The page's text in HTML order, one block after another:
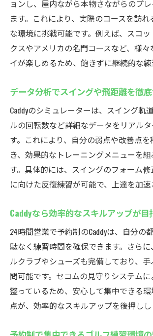
ョンし、屋内ながら本物さながらのプ
ます。これにより、実際のコースを訪
な環境に挑戦可能です。例えば、スコ
クスやアメリカの名門コースなど、様
イが楽しめるため、飽きずに継続的な練
データ分析でスイングや飛距離を徹
Caddyのシミュレーターは、スイング軌
ルの回転数など詳細なデータをリアル
す。これにより、自分の弱点や改善点
き、効果的なトレーニングメニューを
す。具体的には、スイングのフォーム
に向けた反復練習が可能で、上達を加速
Caddyなら効率的なスキルアップが目
24時間営業で予約制のCaddyは、自分の
駄なく練習時間を確保できます。さら
ルクラブやシューズも完備しており、
問可能です。セコムの見守りシステム
整っているため、安心して集中できる
点が、効率的なスキルアップを後押しし